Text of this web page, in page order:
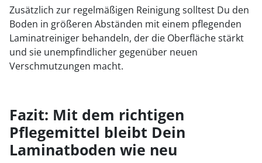
Zusätzlich zur regelmäßigen Reinigung solltest Du den
Boden in größeren Abständen mit einem pflegenden
Laminatreiniger behandeln, der die Oberfläche stärkt
und sie unempfindlicher gegenüber neuen
Verschmutzungen macht.
Fazit: Mit dem richtigen
Pflegemittel bleibt Dein
Laminatboden wie neu